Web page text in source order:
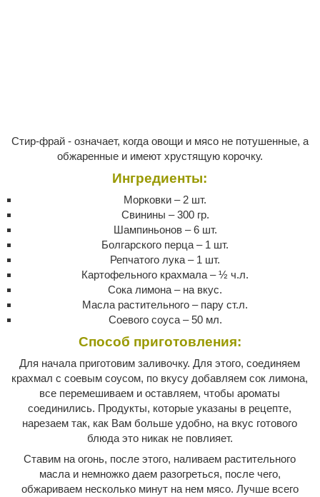
Стир-фрай - означает, когда овощи и мясо не потушенные, а
обжаренные и имеют хрустящую корочку.
Ингредиенты:
Морковки – 2 шт.
Свинины – 300 гр.
Шампиньонов – 6 шт.
Болгарского перца – 1 шт.
Репчатого лука – 1 шт.
Картофельного крахмала – ½ ч.л.
Сока лимона – на вкус.
Масла растительного – пару ст.л.
Соевого соуса – 50 мл.
Способ приготовления:
Для начала приготовим заливочку. Для этого, соединяем
крахмал с соевым соусом, по вкусу добавляем сок лимона,
все перемешиваем и оставляем, чтобы ароматы
соединились. Продукты, которые указаны в рецепте,
нарезаем так, как Вам больше удобно, на вкус готового
блюда это никак не повлияет.
Ставим на огонь, после этого, наливаем растительного
масла и немножко даем разогреться, после чего,
обжариваем несколько минут на нем мясо. Лучше всего